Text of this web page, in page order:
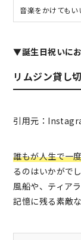
音楽をかけても
▼誕生日祝いに
リムジン貸し
引用元：
誰もが人生で一
るのはいかがで
風船や、ティア
記憶に残る素敵